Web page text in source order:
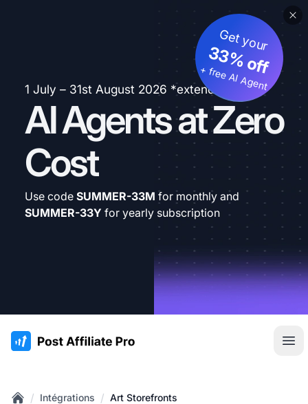
1 July – 31st August 2026 *extended
AI Agents at Zero
Cost
Get your
33% off
+ free AI Agent
Use code SUMMER-33M for monthly and
SUMMER-33Y for yearly subscription
:site.title
/ Intégrations / Art Storefronts